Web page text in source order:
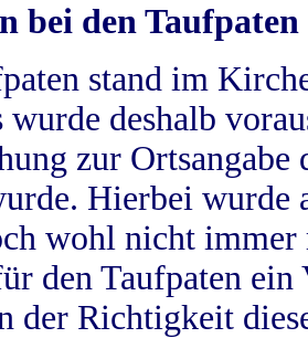
bei den Taufpaten
stand im
deshalb
zur
Hierbei wurde
wohl nicht
den Taufpaten
der Richtigkeit